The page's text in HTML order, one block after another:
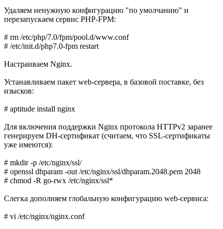
Удаляем ненужную конфигурацию "по умолчанию" и
перезапускаем сервис PHP-FPM:
# rm /etc/php/7.0/fpm/pool.d/www.conf
# /etc/init.d/php7.0-fpm restart
Настраиваем Nginx.
Устанавливаем пакет web-сервера, в базовой поставке, без
изысков:
# aptitude install nginx
Для включения поддержки Nginx протокола HTTPv2 заранее
генерируем DH-сертификат (считаем, что SSL-сертификаты
уже имеются):
# mkdir -p /etc/nginx/ssl/
# openssl dhparam -out /etc/nginx/ssl/dhparam.2048.pem 2048
# chmod -R go-rwx /etc/nginx/ssl*
Слегка дополняем глобальную конфигурацию web-сервиса:
# vi /etc/nginx/nginx.conf